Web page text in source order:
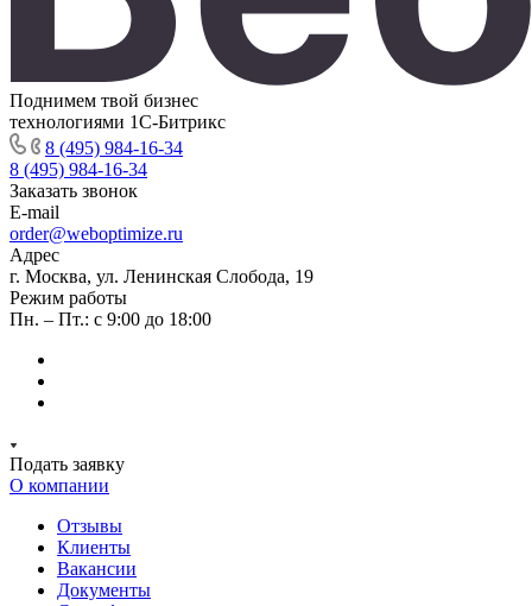
Поднимем твой бизнес
технологиями 1С-Битрикс
8 (495) 984-16-34
8 (495) 984-16-34
Заказать звонок
E-mail
order@weboptimize.ru
Адрес
г. Москва, ул. Ленинская Слобода, 19
Режим работы
Пн. – Пт.: с 9:00 до 18:00
Подать заявку
О компании
Отзывы
Клиенты
Вакансии
Документы